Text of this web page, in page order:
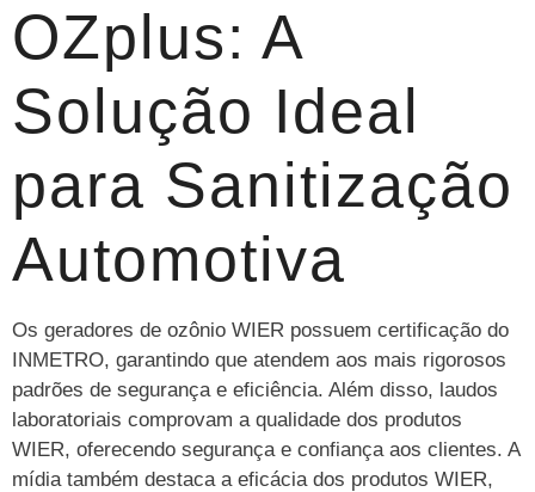
OZplus: A
Solução Ideal
para Sanitização
Automotiva
Os geradores de ozônio WIER possuem certificação do
INMETRO, garantindo que atendem aos mais rigorosos
padrões de segurança e eficiência. Além disso, laudos
laboratoriais comprovam a qualidade dos produtos
WIER, oferecendo segurança e confiança aos clientes. A
mídia também destaca a eficácia dos produtos WIER,